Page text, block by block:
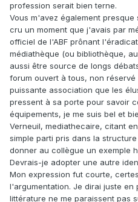
profession serait bien terne.
Vous m'avez également
cru un moment que j'avais par
officiel de l'ABF prônant
médiathèque (ou bibliothèque,
aussi être source de longs
forum ouvert à tous, non
puissante association que les
pressent à sa porte pour savoir
équipements, je me suis bel et
Verneuil, mediathecaire, citant
simple parti pris dans la
donner au collègue un exemple
Devrais-je adopter une autre
Mon expression fut courte,
l'argumentation. Je dirai juste en
littérature ne me paraissent pas